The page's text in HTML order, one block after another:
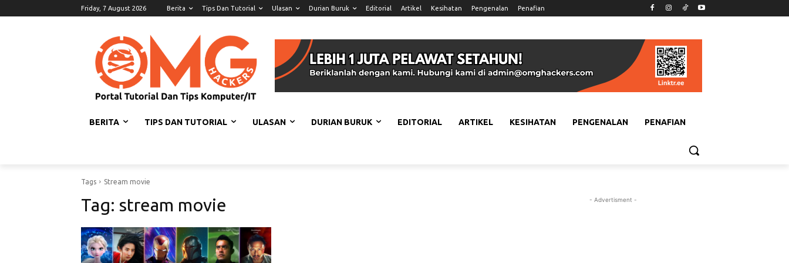
Friday, 7 August 2026 Berita Tips Dan Tutorial Ulasan Durian Buruk Editorial Artikel Kesihatan Pengenalan Penafian
BERITA TIPS DAN TUTORIAL ULASAN DURIAN BURUK EDITORIAL ARTIKEL KESIHATAN PENGENALAN PENAFIAN
Tags Stream movie
Tag: stream movie - Advertisment -